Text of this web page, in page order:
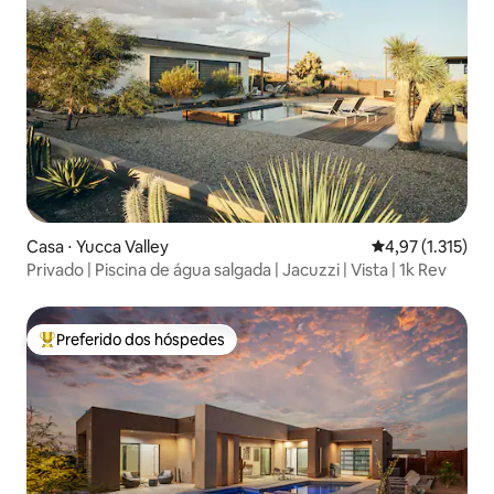
Casa ⋅ Yucca Valley 4,97 de uma
4,97 (1.315)
Privado | Piscina de água salgada | Jacuzzi | Vista | 1k Rev
Entre os melhores preferidos dos hóspedes
Preferido dos hóspedes